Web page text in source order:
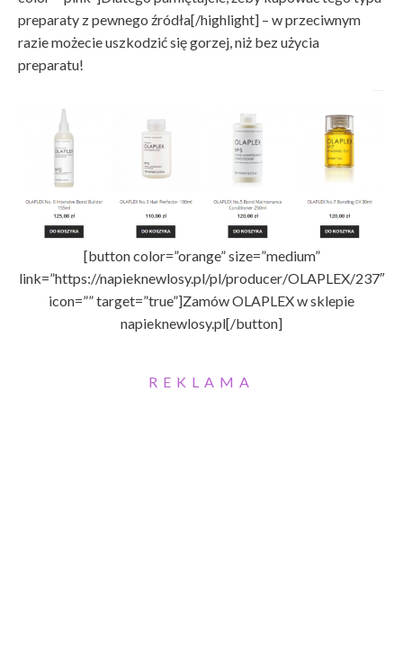
preparaty z pewnego źródła[/highlight] – w przeciwnym
razie możecie uszkodzić się gorzej, niż bez użycia
preparatu!
[button color=”orange” size=”medium”
link=”https://napieknewlosy.pl/pl/producer/OLAPLEX/237″
icon=”” target=”true”]Zamów OLAPLEX w sklepie
napieknewlosy.pl[/button]
REKLAMA